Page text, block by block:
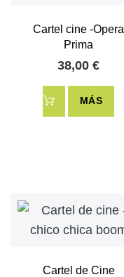
Cartel cine -Opera
Prima
38,00 €
MÁS
Cartel de Cine